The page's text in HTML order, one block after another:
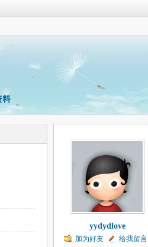
料
yydydlove
加为好友
给我留言